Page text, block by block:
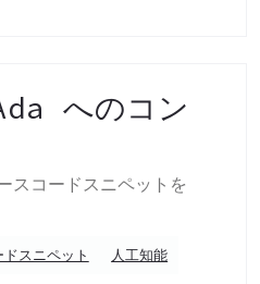
へのコン
スコードスニペットを
ドスニペット
人工知能